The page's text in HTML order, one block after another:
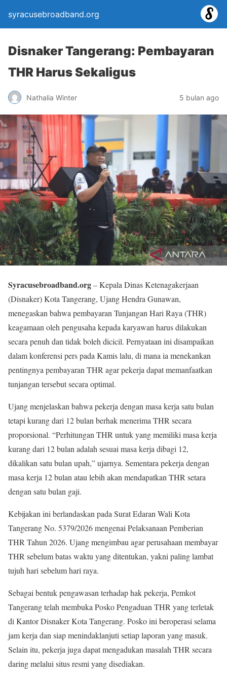
syracusebroadband.org
Disnaker Tangerang: Pembayaran
THR Harus Sekaligus
Nathalia Winter 5 bulan ago
Syracusebroadband.org– Kepala Dinas Ketenagakerjaan
(Disnaker) Kota Tangerang, Ujang Hendra Gunawan,
menegaskan bahwa pembayaran Tunjangan Hari Raya (THR)
keagamaan oleh pengusaha kepada karyawan harus dilakukan
secara penuh dan tidak boleh dicicil. Pernyataan ini disampaikan
dalam konferensi pers pada Kamis lalu, di mana ia menekankan
pentingnya pembayaran THR agar pekerja dapat memanfaatkan
tunjangan tersebut secara optimal.
Ujang menjelaskan bahwa pekerja dengan masa kerja satu bulan
tetapi kurang dari 12 bulan berhak menerima THR secara
proporsional. “Perhitungan THR untuk yang memiliki masa kerja
kurang dari 12 bulan adalah sesuai masa kerja dibagi 12,
dikalikan satu bulan upah,” ujarnya. Sementara pekerja dengan
masa kerja 12 bulan atau lebih akan mendapatkan THR setara
dengan satu bulan gaji.
Kebijakan ini berlandaskan pada Surat Edaran Wali Kota
Tangerang No. 5379/2026 mengenai Pelaksanaan Pemberian
THR Tahun 2026. Ujang mengimbau agar perusahaan membayar
THR sebelum batas waktu yang ditentukan, yakni paling lambat
tujuh hari sebelum hari raya.
Sebagai bentuk pengawasan terhadap hak pekerja, Pemkot
Tangerang telah membuka Posko Pengaduan THR yang terletak
di Kantor Disnaker Kota Tangerang. Posko ini beroperasi selama
jam kerja dan siap menindaklanjuti setiap laporan yang masuk.
Selain itu, pekerja juga dapat mengadukan masalah THR secara
daring melalui situs resmi yang disediakan.